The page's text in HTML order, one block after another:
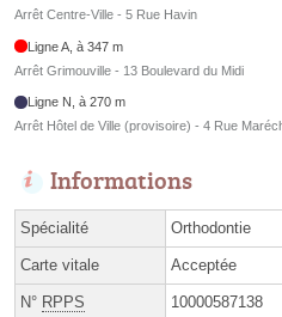
Arrêt Centre-Ville - 5 Rue Havin
Ligne A, à 347 m
Arrêt Grimouville - 13 Boulevard du Midi
Ligne N, à 270 m
Arrêt Hôtel de Ville (provisoire) - 4 Rue
Informations
Spécialité Orthodontie
Carte vitale Acceptée
N° RPPS 10000587138